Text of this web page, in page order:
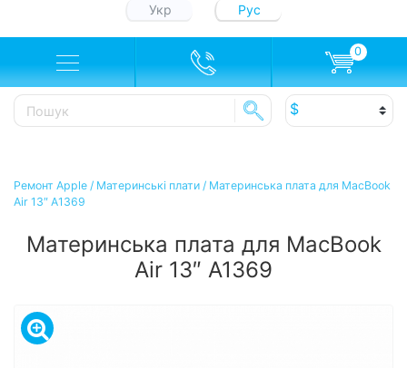
Укр Рус
0
Ремонт Apple / Материнські плати / Материнська плата для MacBook
Air 13″ A1369
Материнська плата для MacBook
Air 13″ A1369